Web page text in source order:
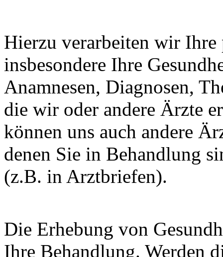
Hierzu verarbeiten wir Ihre
insbesondere Ihre
Anamnesen, Diagnosen,
die wir oder andere Ärzte
können uns auch andere
denen Sie in Behandlung
(z.B. in Arztbriefen).
Die Erhebung von
Ihre Behandlung. Werden